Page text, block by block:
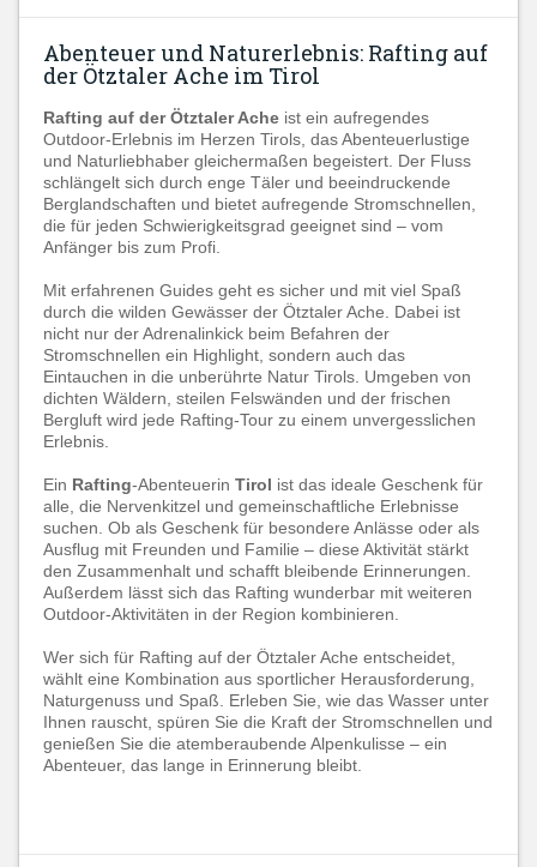
Abenteuer und Naturerlebnis: Rafting auf
der Ötztaler Ache im Tirol
Rafting auf der Ötztaler Ache ist ein aufregendes
Outdoor-Erlebnis im Herzen Tirols, das Abenteuerlustige
und Naturliebhaber gleichermaßen begeistert. Der Fluss
schlängelt sich durch enge Täler und beeindruckende
Berglandschaften und bietet aufregende Stromschnellen,
die für jeden Schwierigkeitsgrad geeignet sind – vom
Anfänger bis zum Profi.
Mit erfahrenen Guides geht es sicher und mit viel Spaß
durch die wilden Gewässer der Ötztaler Ache. Dabei ist
nicht nur der Adrenalinkick beim Befahren der
Stromschnellen ein Highlight, sondern auch das
Eintauchen in die unberührte Natur Tirols. Umgeben von
dichten Wäldern, steilen Felswänden und der frischen
Bergluft wird jede Rafting-Tour zu einem unvergesslichen
Erlebnis.
Ein Rafting-Abenteuerin Tirol ist das ideale Geschenk für
alle, die Nervenkitzel und gemeinschaftliche Erlebnisse
suchen. Ob als Geschenk für besondere Anlässe oder als
Ausflug mit Freunden und Familie – diese Aktivität stärkt
den Zusammenhalt und schafft bleibende Erinnerungen.
Außerdem lässt sich das Rafting wunderbar mit weiteren
Outdoor-Aktivitäten in der Region kombinieren.
Wer sich für Rafting auf der Ötztaler Ache entscheidet,
wählt eine Kombination aus sportlicher Herausforderung,
Naturgenuss und Spaß. Erleben Sie, wie das Wasser unter
Ihnen rauscht, spüren Sie die Kraft der Stromschnellen und
genießen Sie die atemberaubende Alpenkulisse – ein
Abenteuer, das lange in Erinnerung bleibt.